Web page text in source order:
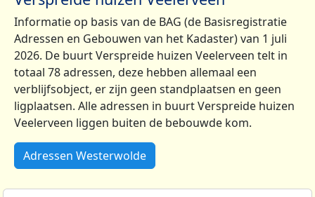
Informatie op basis van de BAG (de Basisregistratie
Adressen en Gebouwen van het Kadaster) van 1 juli
2026. De buurt Verspreide huizen Veelerveen telt in
totaal 78 adressen, deze hebben allemaal een
verblijfsobject, er zijn geen standplaatsen en geen
ligplaatsen. Alle adressen in buurt Verspreide huizen
Veelerveen liggen buiten de bebouwde kom.
Adressen Westerwolde